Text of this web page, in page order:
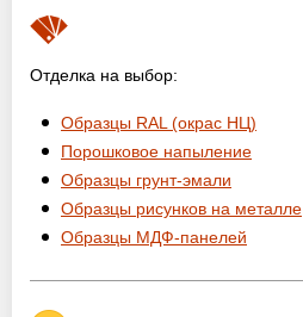
Отделка на выбор:
Образцы RAL (окрас НЦ)
Порошковое напыление
Образцы грунт-эмали
Образцы рисунков на металле
Образцы МДФ-панелей